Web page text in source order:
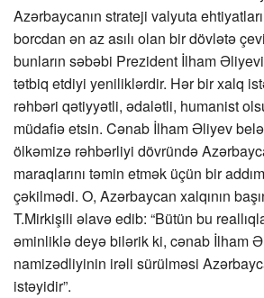
Azərbaycanın strateji valyuta
borcdan ən az asılı olan bir dövlətə
bunların səbəbi Prezident İlham
tətbiq etdiyi yeniliklərdir. Hər bir xalq
rəhbəri qətiyyətli, ədalətli, humanist
müdafiə etsin. Cənab İlham Əliyev
ölkəmizə rəhbərliyi dövründə
maraqlarını təmin etmək üçün bir
çəkilmədi. O, Azərbaycan xalqının
T.Mirkişili əlavə edib: “Bütün bu
əminliklə deyə bilərik ki, cənab İlham
namizədliyinin irəli sürülməsi
istəyidir”.